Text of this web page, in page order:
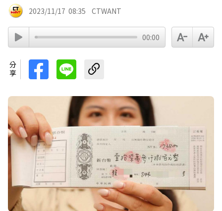
2023/11/17 08:35 CTWANT
00:00
分享